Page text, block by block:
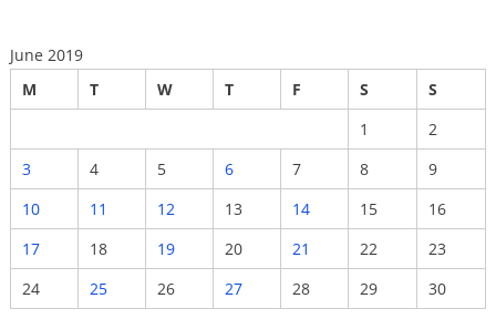
June 2019
M
T W T F S
S
1
2
3
4 5 6 7 8
9
10
11 12 13 14 15
16
17
18 19 20 21 22
23
24
25 26 27 28 29 30